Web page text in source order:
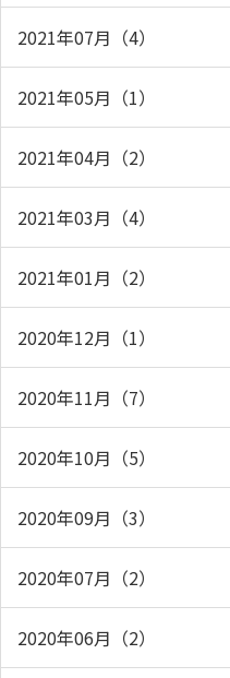
2021年07月（4）
2021年05月（1）
2021年04月（2）
2021年03月（4）
2021年01月（2）
2020年12月（1）
2020年11月（7）
2020年10月（5）
2020年09月（3）
2020年07月（2）
2020年06月（2）